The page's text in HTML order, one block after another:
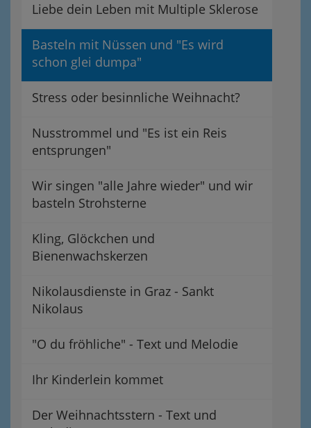
Liebe dein Leben mit Multiple Sklerose
Basteln mit Nüssen und "Es wird
schon glei dumpa"
Stress oder besinnliche Weihnacht?
Nusstrommel und "Es ist ein Reis
entsprungen"
Wir singen "alle Jahre wieder" und wir
basteln Strohsterne
Kling, Glöckchen und
Bienenwachskerzen
Nikolausdienste in Graz - Sankt
Nikolaus
"O du fröhliche" - Text und Melodie
Ihr Kinderlein kommet
Der Weihnachtsstern - Text und